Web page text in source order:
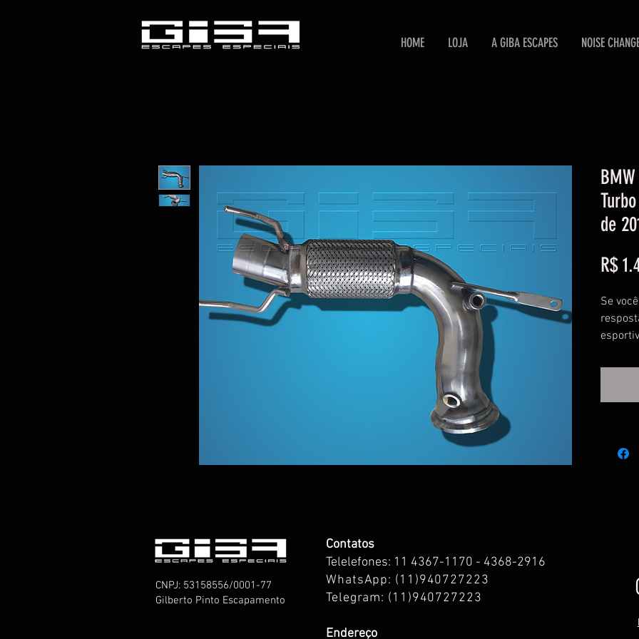
HOME LOJA A GIBA ESCAPES NOISE
de
R$
Se
2.0
2016)
carro.
down
CNPJ: 53158556/0001-77
Gilberto Pinto Escapamento
Contatos
Telelefones: 11 4367-1170 - 4368-2916
WhatsApp: (1 1)940727223
Telegram: (11)940727223
Endereço